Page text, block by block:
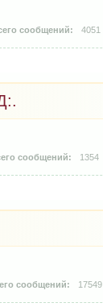
4051
1354
17549